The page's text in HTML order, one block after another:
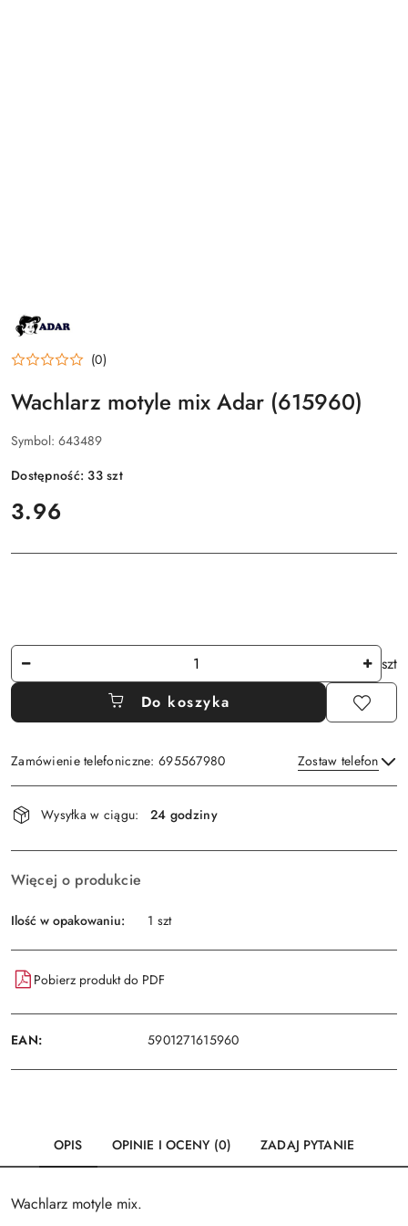
NAZWA
PRODUCENTA:
ADAR
(0)
Wachlarz motyle mix Adar (615960)
Symbol: 643489
Dostępność:33szt
cena:
3.96
Ilość
szt
Do koszyka
Zamówienie telefoniczne: 695567980 Zostaw telefon
Dostępność
i
dostawa
Wysyłka w ciągu: 24 godziny
Więcej o produkcie
Ilość w opakowaniu: 1 szt
Pobierz produkt do PDF
EAN: 5901271615960
OPIS OPINIE I OCENY (0) ZADAJ PYTANIE
Wachlarz motyle mix.